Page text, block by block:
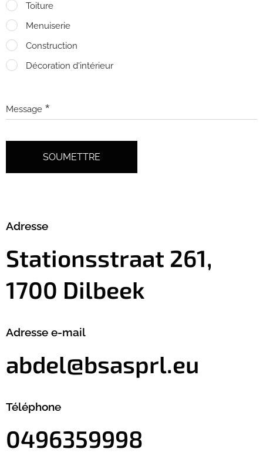
Toiture
Menuiserie
Construction
Décoration d'intérieur
Message
SOUMETTRE
Adresse
Stationsstraat 261,
1700 Dilbeek
Adresse e-mail
abdel@bsasprl.eu
Téléphone
0496359998